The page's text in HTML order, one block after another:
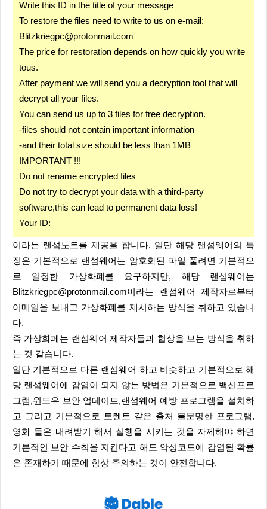
Write this ID in the title of your message
To restore the files need to write to us on e-mail:
Blitzkriegpc@protonmail.com
The price for restoration depends on how quickly you write
tous.
After payment we will send you a decryption tool that will
decrypt all your files.
You can send us up to 3 files for free decryption.
-files should not contain important information
-and their total size should be less than 1MB
IMPORTANT !!!
Do not rename encrypted files
Do not try to decrypt your data with a third-party
software,this can lead to permanent data loss!
Your ID:
이라는 랜섬노트를 제공을 합니다. 일단 해당 랜섬웨어의 특
징은 기본적으로 랜섬웨어는 암호화된 파일 풀려면 기본적으
로 일정한 가상화폐를 요구하지만, 해당 랜섬웨어는
Blitzkriegpc@protonmail.com이라는 랜섬웨어 제작자로부터
이메일을 보내고 가상화폐를 제시하는 방식을 취하고 있습니
다.
즉 가상화페는 랜섬웨어 제작자들과 협상을 보는 방식을 취하
는 것 같습니다.
일단 기본적으로 다른 랜섬웨어 하고 비슷하고 기본적으로 해
당 랜섬웨어에 감염이 되지 않는 방법은 기본적으로 백신프로
그램,윈도우 보안 업데이트,랜섬웨어 예방 프로그램을 설치하
고 그리고 기본적으로 토렌트 같은 출처 불분명한 프로그램,
영화 들은 내려받기 해서 실행을 시키는 것을 자제해야 하면
기본적인 보안 수칙을 지킨다고 해도 악성코드에 감염될 확률
은 존재하기 때문에 항상 주의하는 것이 안전합니다.